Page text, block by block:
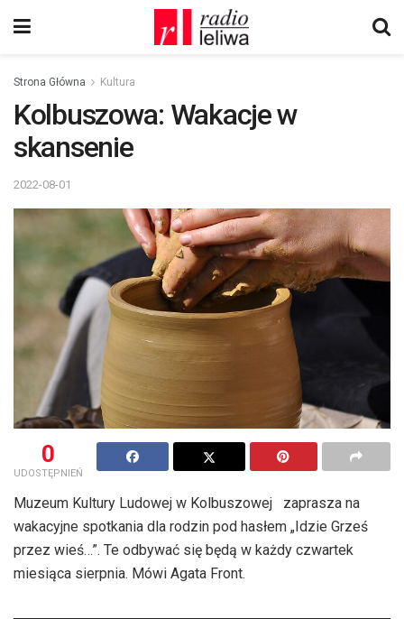
Strona Główna Kultura
Kolbuszowa: Wakacje w
skansenie
2022-08-01
0
UDOSTĘPNIEŃ
Muzeum Kultury Ludowej w Kolbuszowej zaprasza na
wakacyjne spotkania dla rodzin pod hasłem „Idzie Grześ
przez wieś…”. Te odbywać się będą w każdy czwartek
miesiąca sierpnia. Mówi Agata Front.